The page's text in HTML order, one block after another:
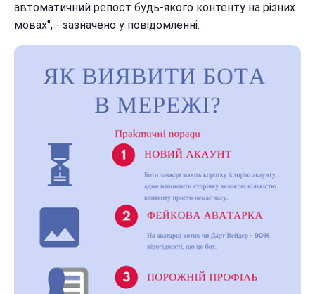
автоматичний репост будь-якого контенту на різних
мовах", - зазначено у повідомленні.